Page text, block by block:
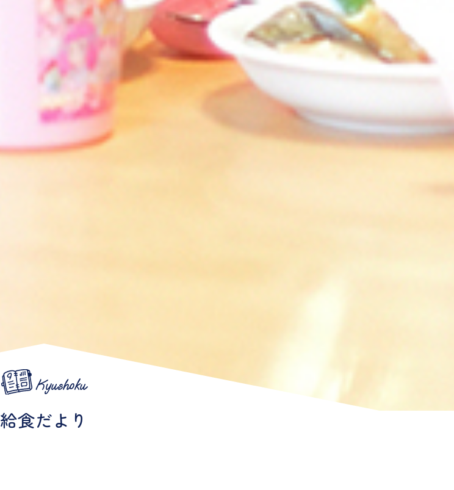
Kyushoku
給食だより